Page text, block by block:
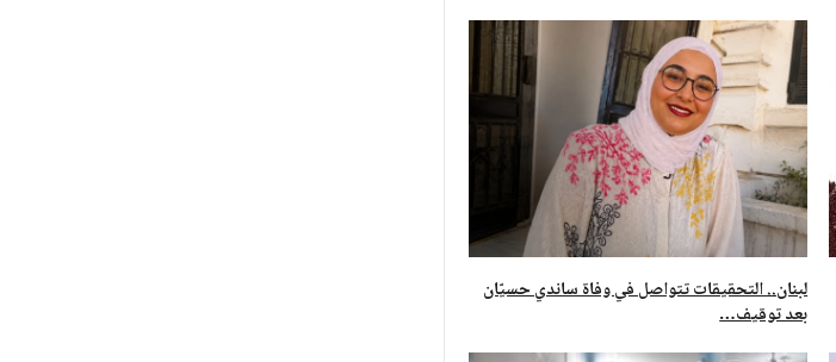
لبنان.. التحقيقات تتواصل في وفاة ساندي حسيّان
بعد توقيف…